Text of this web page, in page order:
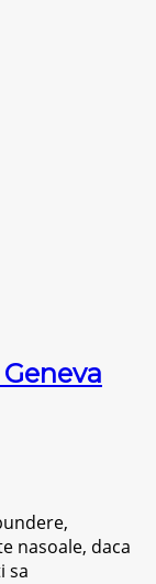
nasoale, daca
sa